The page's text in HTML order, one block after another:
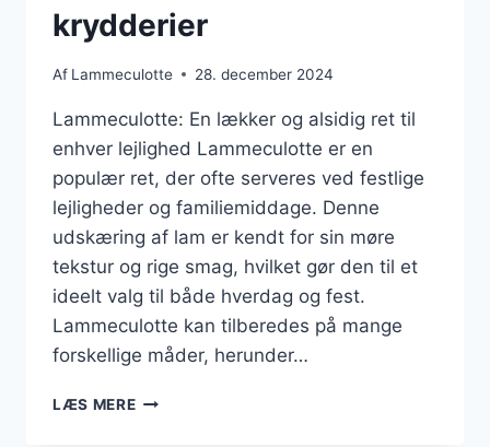
krydderier
Af Lammeculotte 28. december 2024
Lammeculotte: En lækker og alsidig ret til
enhver lejlighed Lammeculotte er en
populær ret, der ofte serveres ved festlige
lejligheder og familiemiddage. Denne
udskæring af lam er kendt for sin møre
tekstur og rige smag, hvilket gør den til et
ideelt valg til både hverdag og fest.
Lammeculotte kan tilberedes på mange
forskellige måder, herunder…
LÆS MERELAMMECULOTTE